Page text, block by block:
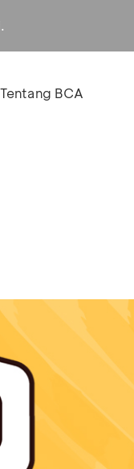
Tentang BCA